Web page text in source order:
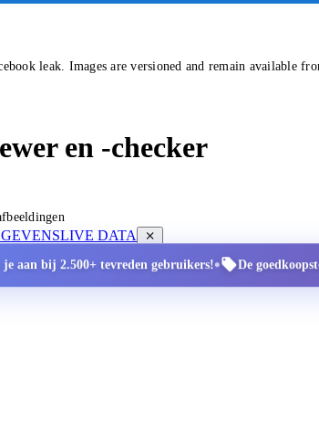
leak. Images are versioned and remain available
en -checker
LIVE DATA
aan bij 2.500+ tevreden gebruikers!• De